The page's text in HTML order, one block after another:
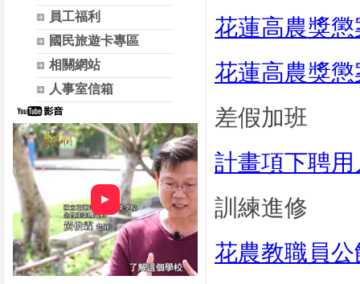
員工福利
國民旅遊卡專區
相關網站
人事室信箱
►
花蓮高農獎
花蓮高農獎
差假加班
計畫項下聘
訓練進修
花農教職員